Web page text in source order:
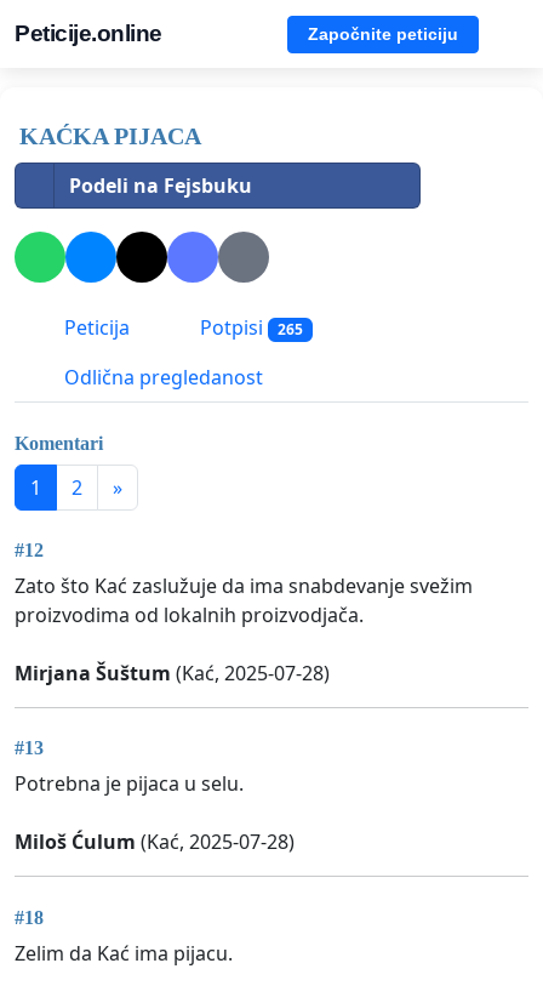
Peticije.online Započnite peticiju
KAĆKA PIJACA
Podeli na Fejsbuku
Peticija Potpisi 265
Odlična pregledanost
Komentari
1 2 »
#12
Zato što Kać zaslužuje da ima snabdevanje svežim
proizvodima od lokalnih proizvodjača.
Mirjana Šuštum (Kać, 2025-07-28)
#13
Potrebna je pijaca u selu.
Miloš Ćulum (Kać, 2025-07-28)
#18
Zelim da Kać ima pijacu.